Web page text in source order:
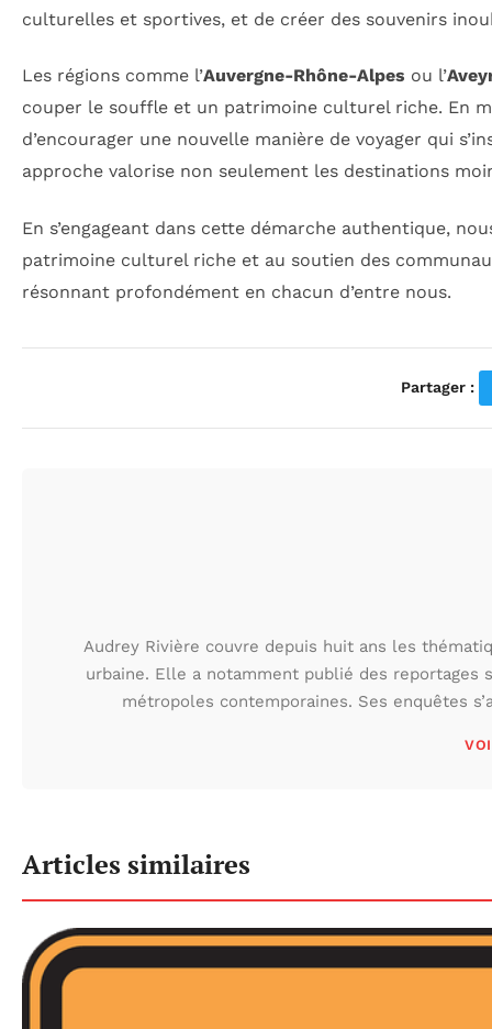
culturelles et sportives, et de créer des souvenirs
Les régions comme l’Auvergne-Rhône-Alpes ou l’
couper le souffle et un patrimoine culturel riche. En
d’encourager une nouvelle manière de voyager qui
approche valorise non seulement les destinations
En s’engageant dans cette démarche authentique,
patrimoine culturel riche et au soutien des
résonnant profondément en chacun d’entre nous.
Partager :
Audrey Rivière couvre depuis huit ans les
urbaine. Elle a notamment publié des
métropoles contemporaines. Ses enquêtes
Articles similaires